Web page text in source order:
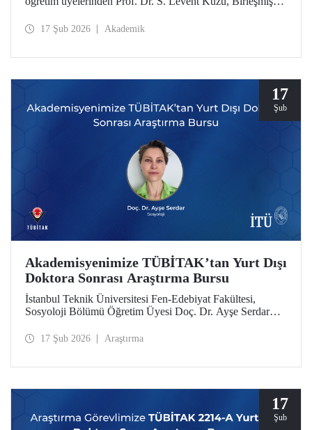
(UNEP/MAP) bünyesinde faaliyet gösteren İklim
17 Şub 2026 Akademik
17
Şub
Akademisyenimize TÜBİTAK’tan Yurt Dışı
Doktora Sonrası Araştırma Bursu
İstanbul Teknik Üniversitesi Fen-Edebiyat Fakültesi,
Sosyoloji Bölümü Öğretim Üyesi Doç. Dr. Ayşe Serdar
Programı kapsamında desteklenmeye hak kazandı.
17 Şub 2026 Araştırma
17
Şub